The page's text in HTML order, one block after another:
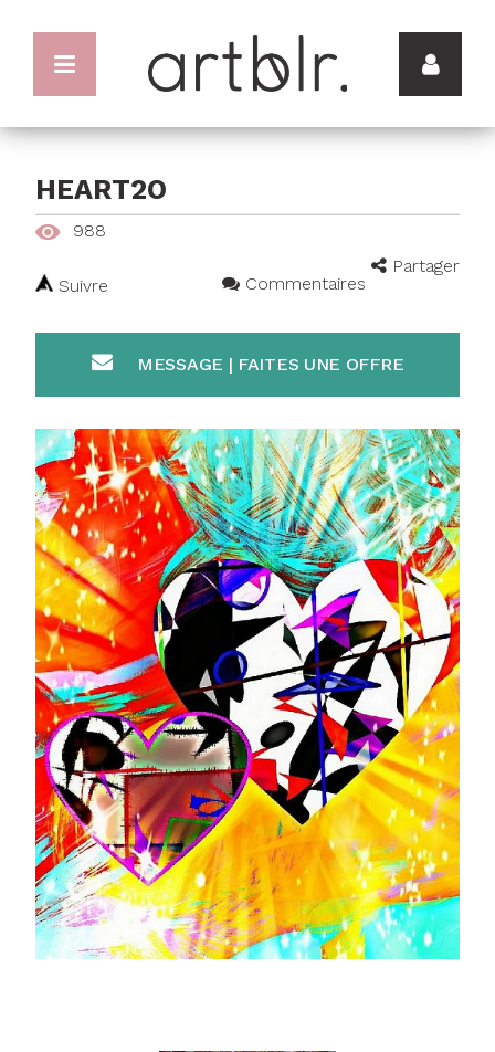
HEART2O
988
Partager
Suivre
Commentaires
MESSAGE | FAITES UNE OFFRE